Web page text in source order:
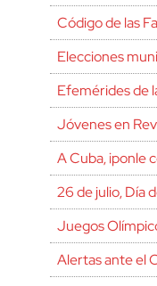
Código de las
Elecciones
Efemérides de
Jóvenes en
A Cuba, ¡ponle
26 de julio, Día
Juegos
Alertas ante el